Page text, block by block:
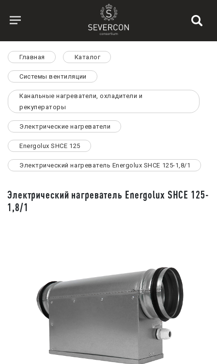
Главная Каталог
Системы вентиляции
Канальные нагреватели, охладители и
рекуператоры
Электрические нагреватели
Energolux SHCE 125
Электрический нагреватель Energolux SHCE 125-1,8/1
Электрический нагреватель Energolux SHCE 125-
1,8/1